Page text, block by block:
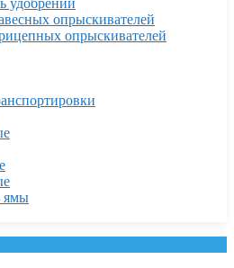
удобрений
опрыскивателей
опрыскивателей
ямы